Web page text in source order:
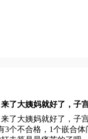
了大姨妈就好了，子
3个不合格，1个嵌合